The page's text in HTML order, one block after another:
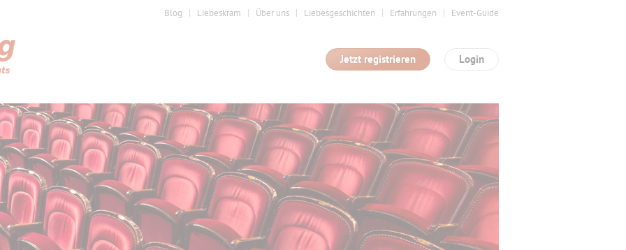
Blog Liebeskram Über uns Liebesgeschichten Erfahrungen Event-Guide
Login
Jetzt registrieren